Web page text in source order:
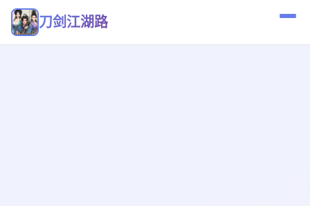
刀剑江湖路